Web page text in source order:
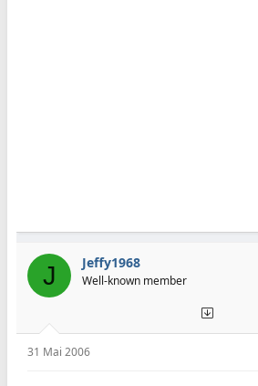
J Jeffy1968
Well-known member
31 Mai 2006